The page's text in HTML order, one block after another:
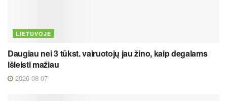
LIETUVOJE
Daugiau nei 3 tūkst. vairuotojų jau žino, kaip degalams
išleisti mažiau
2026 08 07